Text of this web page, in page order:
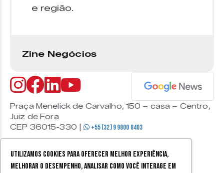
Utilizamos cookies para oferecer melhor experiência,
melhorar o desempenho, analisar como você interage em
e região.
Zine Negócios
Praça Menelick de Carvalho, 150 – casa – Centro,
Juiz de Fora
CEP 36015-330 |
+55 (32) 9 9800 8403